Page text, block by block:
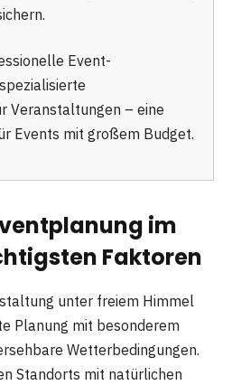
Event-
Veranstaltungen – eine
Events mit großem Budget.
im
Faktoren
unter freiem Himmel
Planung mit besonderem
Wetterbedingungen.
Standorts mit natürlichen